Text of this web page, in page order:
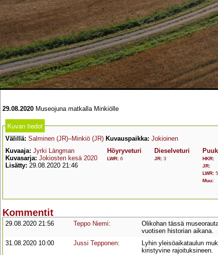
29.08.2020 Museojuna matkalla Minkiölle
Kuvan tiedot
Välillä: Salminen (JR)–Minkiö (JR) Kuvauspaikka: Jokioinen
Kuvaaja: Jyrki Längman
Kuvasarja: Jokiosten kesä 2020
Lisätty: 29.08.2020 21:46
Höyryveturi
LWR: 6
Dieselveturi
JR: 3 HKR:
JR:
LWR:
Muu:
Kommentit
29.08.2020 21:56 Teppo Niemi:
Olikohan tässä
vuotisen historian aikana.
31.08.2020 10:00
Jussi Tepponen:
Lyhin yleisöaikataulun
kiristyvine rajoituksineen.